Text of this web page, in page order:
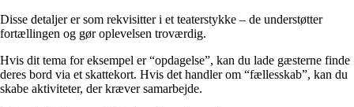
Disse detaljer er som rekvisitter i et teaterstykke – de understøtter
fortællingen og gør oplevelsen troværdig.
Hvis dit tema for eksempel er “opdagelse”, kan du lade gæsterne finde
deres bord via et skattekort. Hvis det handler om “fællesskab”, kan du
skabe aktiviteter, der kræver samarbejde.